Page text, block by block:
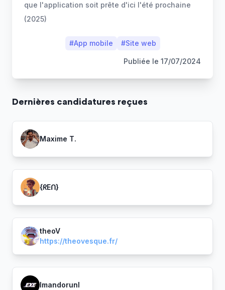
que l'application soit prête d'ici l'été prochaine
(2025)
#App mobile #Site web
Publiée le 17/07/2024
Dernières candidatures reçues
Maxime T.
{ᖇEᑎ}
theoV
https://theovesque.fr/
ImandorunI